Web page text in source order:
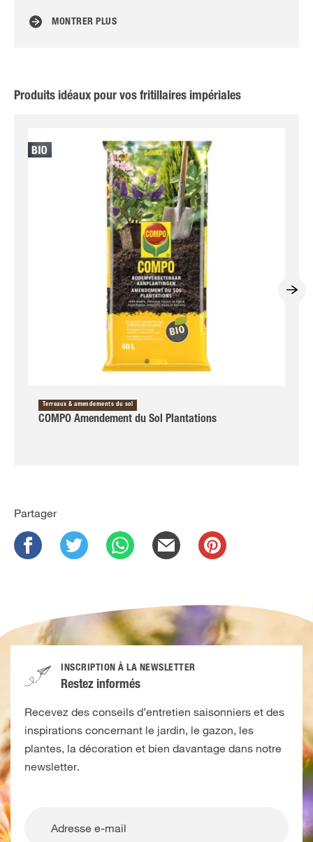
MONTRER PLUS
Produits idéaux pour vos fritillaires impériales
Terreaux & amendements du sol
COMPO Amendement du Sol Plantations
Partager
INSCRIPTION À LA NEWSLETTER
Restez informés
Recevez des conseils d’entretien saisonniers et des
inspirations concernant le jardin, le gazon, les
plantes, la décoration et bien davantage dans notre
newsletter.